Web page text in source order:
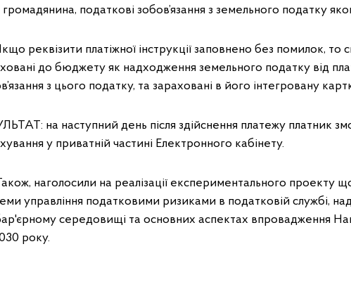
громадянина, податкові зобов’язання з земельного податку
реквізити платіжної інструкції заповнено без помилок, то
до бюджету як надходження земельного податку від
з цього податку, та зараховані в його інтегровану
на наступний день після здійснення платежу платник
у приватній частині Електронного кабінету.
наголосили на реалізації експериментального проекту
управління податковими ризиками в податковій службі,
середовищі та основних аспектах впровадження
року.